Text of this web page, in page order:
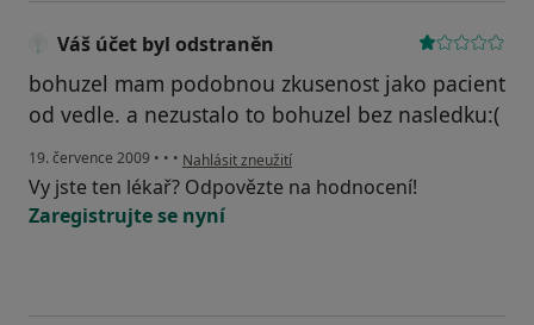
Váš účet byl odstraněn
bohuzel mam podobnou zkusenost jako pacient
od vedle. a nezustalo to bohuzel bez nasledku:(
19. července 2009 • • • podle názoru uživatele Váš účet byl odstraněn
Nahlásit zneužití
Vy jste ten lékař? Odpovězte na hodnocení!
Zaregistrujte se nyní